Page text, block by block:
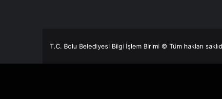
T.C. Bolu Belediyesi Bilgi İşlem Birimi © Tüm hakları